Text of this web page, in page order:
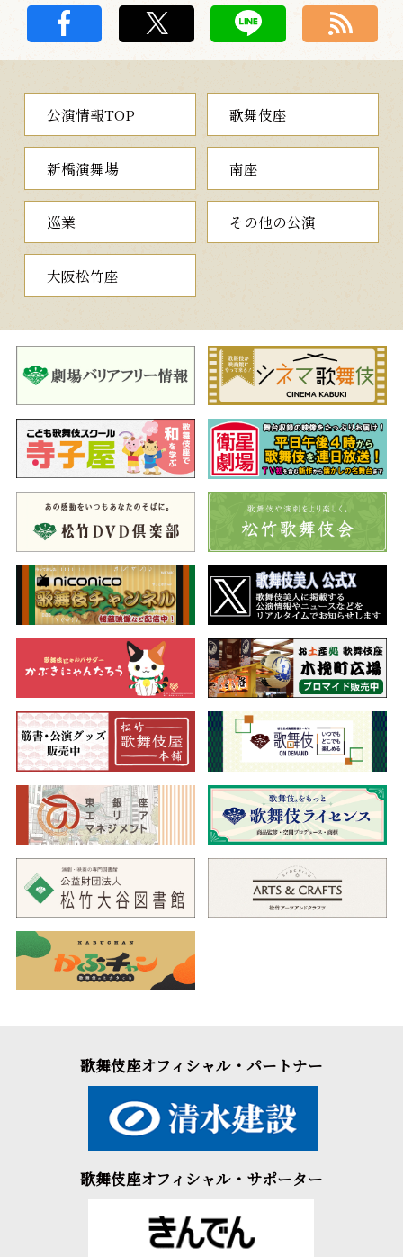
公演情報TOP 歌舞伎座
新橋演舞場 南座
巡業 その他の公演
大阪松竹座
歌舞伎座オフィシャル・パートナー
歌舞伎座オフィシャル・サポーター